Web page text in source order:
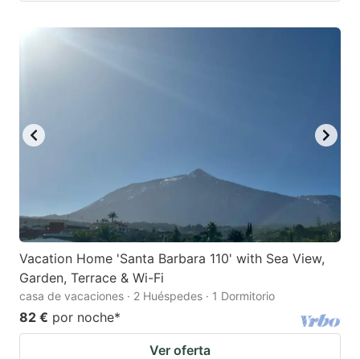
Vacation Home 'Santa Barbara 110' with Sea View,
Garden, Terrace & Wi-Fi
casa de vacaciones · 2 Huéspedes · 1 Dormitorio
82 € por noche*
Ver oferta